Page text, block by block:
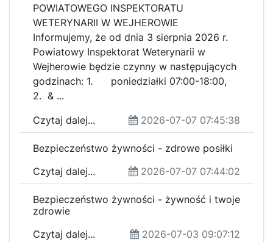
POWIATOWEGO INSPEKTORATU
WETERYNARII W WEJHEROWIE
Informujemy, że od dnia 3 sierpnia 2026 r.
Powiatowy Inspektorat Weterynarii w
Wejherowie będzie czynny w następujących
godzinach: 1. poniedziałki 07:00-18:00,
2. & ...
Czytaj dalej...
2026-07-07 07:45:38
Bezpieczeństwo żywności - zdrowe posiłki
Czytaj dalej...
2026-07-07 07:44:02
Bezpieczeństwo żywności - żywność i twoje
zdrowie
Czytaj dalej...
2026-07-03 09:07:12